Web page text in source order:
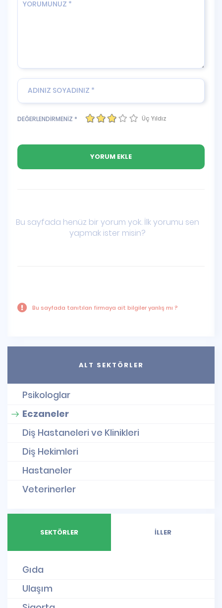
DEĞERLENDİRMENİZ * Üç Yıldız
Bu sayfada henüz bir yorum yok. İlk yorumu sen
yapmak ister misin?
Bu sayfada tanıtılan firmaya ait bilgiler yanlış mı ?
ALT SEKTÖRLER
Psikologlar
Eczaneler
Diş Hastaneleri ve Klinikleri
Diş Hekimleri
Hastaneler
Veterinerler
SEKTÖRLER İLLER
Gıda
Ulaşım